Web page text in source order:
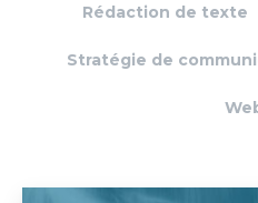
Rédaction de texte
Stratégie de